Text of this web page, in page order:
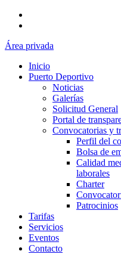
Área privada
Inicio
Puerto Deportivo
Noticias
Galerías
Solicitud General
Portal de
Convocatorias y
Perfil del
Bolsa de
Calidad
laborales
Charter
Patrocinios
Tarifas
Servicios
Eventos
Contacto